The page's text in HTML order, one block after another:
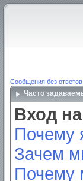
Сообщения без ответов
Часто
Вход
Почему
Зачем
Почему